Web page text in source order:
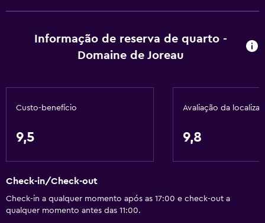
Informação de reserva de quarto -
Domaine de Joreau
Custo-benefício
9,5
Avaliação da
9,8
Check-in/Check-out
Check-in a qualquer momento após as 17:00 e check-out a
qualquer momento antes das 11:00.